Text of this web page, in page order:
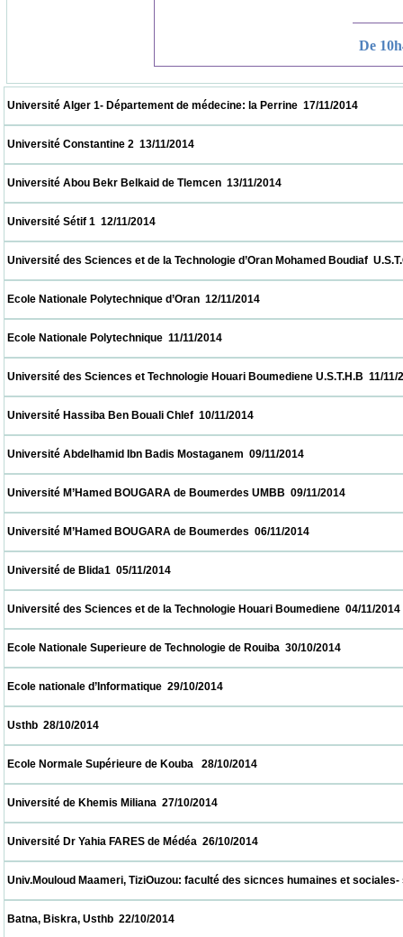
De
Université Alger 1- Département de médecine: la Perrine  17/
Université Constantine 2  13/11/2014
Université Abou Bekr Belkaid de Tlemcen  13/11/2014
Université Sétif 1  12/11/2014
Université des Sciences et de la Technologie d’Oran Mohamed
Ecole Nationale Polytechnique d’Oran  12/11/2014
Ecole Nationale Polytechnique  11/11/2014
Université des Sciences et Technologie Houari Boumediene
Université Hassiba Ben Bouali Chlef  10/11/2014
Université Abdelhamid Ibn Badis Mostaganem  09/11/2014
Université M’Hamed BOUGARA de Boumerdes UMBB  09/11/
Université M’Hamed BOUGARA de Boumerdes  06/11/2014
Université de Blida1  05/11/2014
Université des Sciences et de la Technologie Houari
Ecole Nationale Superieure de Technologie de Rouiba  30/10/
Ecole nationale d’Informatique  29/10/2014
Usthb  28/10/2014
Ecole Normale Supérieure de Kouba   28/10/2014
Université de Khemis Miliana  27/10/2014
Université Dr Yahia FARES de Médéa  26/10/2014
Univ.Mouloud Maameri, TiziOuzou: faculté des sicnces humaines et
Batna, Biskra, Usthb  22/10/2014